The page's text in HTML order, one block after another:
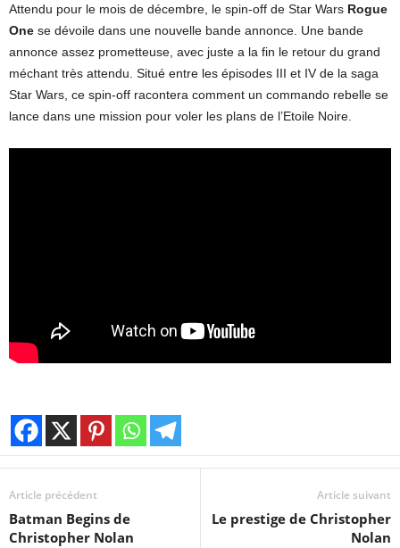
Attendu pour le mois de décembre, le spin-off de Star Wars Rogue
One se dévoile dans une nouvelle bande annonce. Une bande
annonce assez prometteuse, avec juste a la fin le retour du grand
méchant très attendu. Situé entre les épisodes III et IV de la saga
Star Wars, ce spin-off racontera comment un commando rebelle se
lance dans une mission pour voler les plans de l’Etoile Noire.
Article précédent
Batman Begins de
Christopher Nolan
Article suivant
Le prestige de Christopher
Nolan